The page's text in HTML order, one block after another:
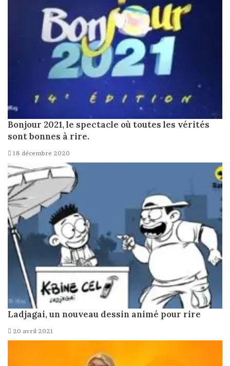
Bonjour 2021, le spectacle où toutes les vérités
sont bonnes à rire.
18 décembre 2020
Ladjagai, un nouveau dessin animé pour rire
20 avril 2021